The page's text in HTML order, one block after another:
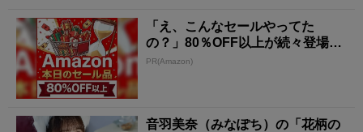
「え、こんなセールやってた
の？」80％OFF以上が続々登場！
Amazonの本気が...
PR(Amazon)
音羽美奈（みなぽち）の「花柄の